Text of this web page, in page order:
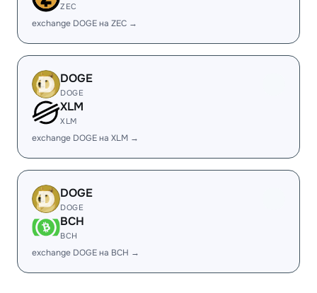
ZEC
exchange DOGE на ZEC →
DOGE
DOGE
XLM
XLM
exchange DOGE на XLM →
DOGE
DOGE
BCH
BCH
exchange DOGE на BCH →